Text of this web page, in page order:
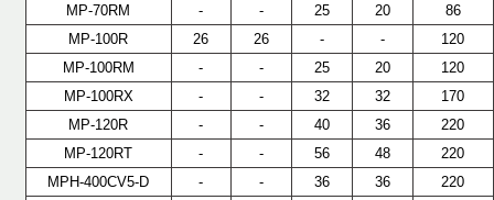
MP-70RM
- - 25 20
86
MP-100R
26 26 - -
120
MP-100RM
- - 25 20
120
MP-100RX
- - 32 32
170
MP-120R
- - 40 36
220
MP-120RT
- - 56 48
220
MPH-400CV5-D
- - 36 36
220